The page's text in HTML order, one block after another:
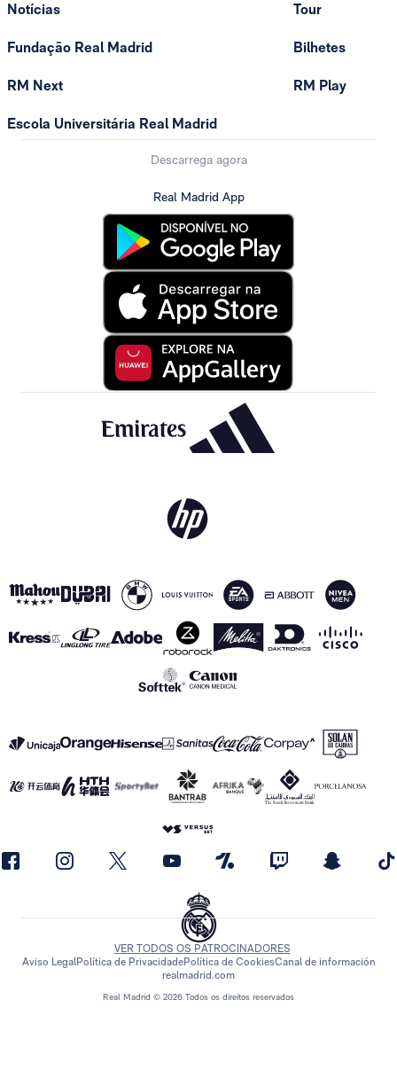
Notícias
Fundação Real Madrid
RM Next
Escola Universitária Real Madrid
Tour
Bilhetes
RM Play
Descarrega agora
Real Madrid App
Real Madrid © 2026 Todos os direitos reservados
VER TODOS OS PATROCINADORES
Aviso LegalPolítica de PrivacidadePolítica de CookiesCanal de información
realmadrid.com